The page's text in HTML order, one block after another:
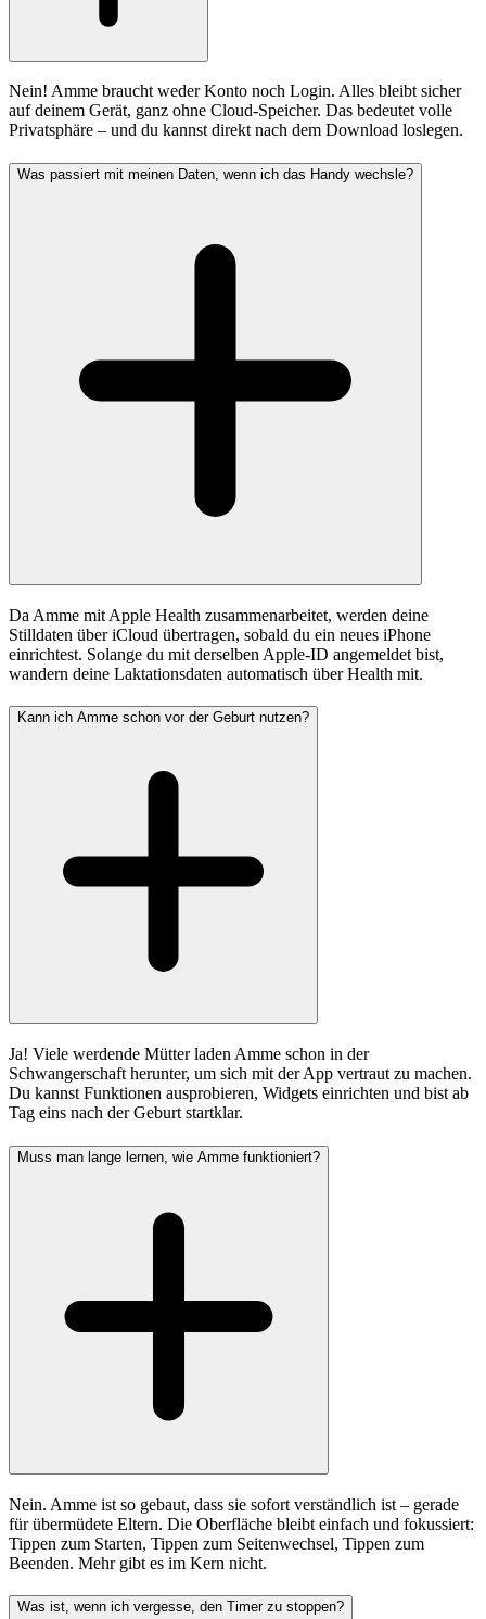
Nein! Amme braucht weder Konto noch Login. Alles bleibt sicher
auf deinem Gerät, ganz ohne Cloud-Speicher. Das bedeutet volle
Privatsphäre – und du kannst direkt nach dem Download loslegen.
Was passiert mit meinen Daten, wenn ich das Handy wechsle?
Da Amme mit Apple Health zusammenarbeitet, werden deine
Stilldaten über iCloud übertragen, sobald du ein neues iPhone
einrichtest. Solange du mit derselben Apple-ID angemeldet bist,
wandern deine Laktationsdaten automatisch über Health mit.
Kann ich Amme schon vor der Geburt nutzen?
Ja! Viele werdende Mütter laden Amme schon in der
Schwangerschaft herunter, um sich mit der App vertraut zu machen.
Du kannst Funktionen ausprobieren, Widgets einrichten und bist ab
Tag eins nach der Geburt startklar.
Muss man lange lernen, wie Amme funktioniert?
Nein. Amme ist so gebaut, dass sie sofort verständlich ist – gerade
für übermüdete Eltern. Die Oberfläche bleibt einfach und fokussiert:
Tippen zum Starten, Tippen zum Seitenwechsel, Tippen zum
Beenden. Mehr gibt es im Kern nicht.
Was ist, wenn ich vergesse, den Timer zu stoppen?